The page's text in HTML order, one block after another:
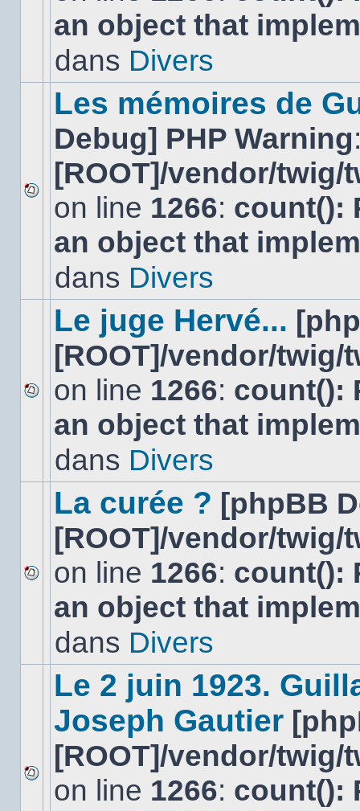
message
non-
dans
an object that
dans Divers
Aucun
nouveau
message
non-
dans
Les mémoires de
Debug] PHP Warning
[ROOT]/vendor/
on line 1266: count():
an object that
dans Divers
Aucun
nouveau
message
Le juge Hervé...
[ROOT]/vendor/
on line 1266: count():
an object that
dans Divers
Aucun
nouveau
message
La curée ? [phpBB
[ROOT]/vendor/
on line 1266: count():
an object that
dans Divers
Aucun
nouveau
Le 2 juin 1923.
Joseph Gautier
[ROOT]/vendor/
on line 1266: count():